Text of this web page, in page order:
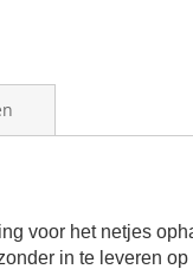
voor het netjes
in te leveren